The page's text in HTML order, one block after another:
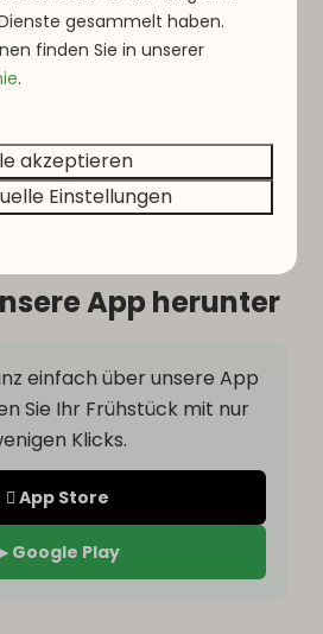
App herunter
einfach über unsere App
Sie Ihr Frühstück mit nur
Klicks.
 App Store
Google Play
gesammelt haben.
finden Sie in unserer
.
akzeptieren
Einstellungen